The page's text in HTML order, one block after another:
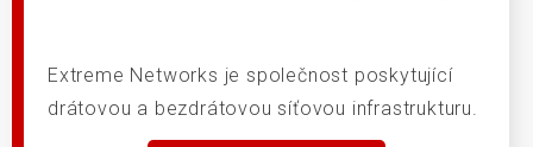
Extreme Networks je společnost poskytující
drátovou a bezdrátovou síťovou infrastrukturu.